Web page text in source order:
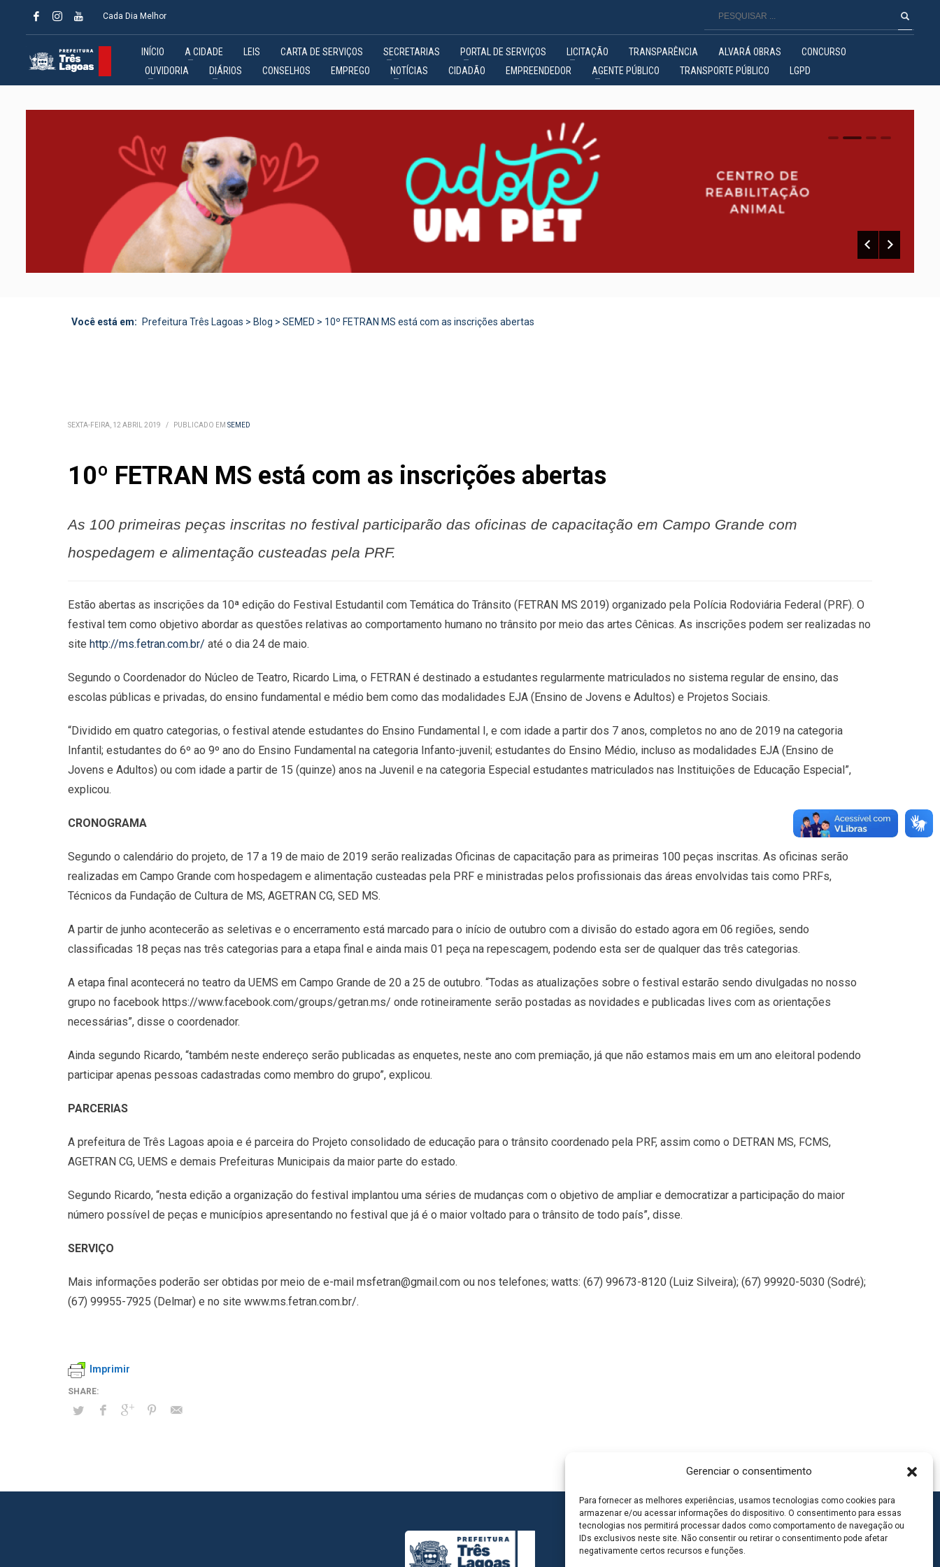
Gerenciar o consentimento
Para fornecer as melhores experiências, usamos tecnologias como cookies para
armazenar e/ou acessar informações do dispositivo. O consentimento para essas
tecnologias nos permitirá processar dados como comportamento de navegação ou
IDs exclusivos neste site. Não consentir ou retirar o consentimento pode afetar
negativamente certos recursos e funções.
Cada Dia Melhor
INÍCIO A CIDADE LEIS CARTA DE SERVIÇOS SECRETARIAS PORTAL DE SERVIÇOS LICITAÇÃO TRANSPARÊNCIA ALVARÁ OBRAS
CONCURSO
OUVIDORIA
DIÁRIOS CONSELHOS EMPREGO NOTÍCIAS CIDADÃO EMPREENDEDOR AGENTE PÚBLICO TRANSPORTE PÚBLICO LGPD
0 1 2
Você está em: Prefeitura Três Lagoas > Blog > SEMED > 10º FETRAN MS está com as inscrições abertas
SEXTA-FEIRA, 12 ABRIL 2019 / PUBLICADO EM SEMED
10º FETRAN MS está com as inscrições abertas
As 100 primeiras peças inscritas no festival participarão das oficinas de capacitação em Campo Grande com
hospedagem e alimentação custeadas pela PRF.
Estão abertas as inscrições da 10ª edição do Festival Estudantil com Temática do Trânsito (FETRAN MS 2019) organizado pela Polícia Rodoviária Federal (PRF). O
festival tem como objetivo abordar as questões relativas ao comportamento humano no trânsito por meio das artes Cênicas. As inscrições podem ser realizadas no
site http://ms.fetran.com.br/ até o dia 24 de maio.
Segundo o Coordenador do Núcleo de Teatro, Ricardo Lima, o FETRAN é destinado a estudantes regularmente matriculados no sistema regular de ensino, das
escolas públicas e privadas, do ensino fundamental e médio bem como das modalidades EJA (Ensino de Jovens e Adultos) e Projetos Sociais.
“Dividido em quatro categorias, o festival atende estudantes do Ensino Fundamental I, e com idade a partir dos 7 anos, completos no ano de 2019 na categoria
Infantil; estudantes do 6º ao 9º ano do Ensino Fundamental na categoria Infanto-juvenil; estudantes do Ensino Médio, incluso as modalidades EJA (Ensino de
Jovens e Adultos) ou com idade a partir de 15 (quinze) anos na Juvenil e na categoria Especial estudantes matriculados nas Instituições de Educação Especial”,
explicou.
CRONOGRAMA
Segundo o calendário do projeto, de 17 a 19 de maio de 2019 serão realizadas Oficinas de capacitação para as primeiras 100 peças inscritas. As oficinas serão
realizadas em Campo Grande com hospedagem e alimentação custeadas pela PRF e ministradas pelos profissionais das áreas envolvidas tais como PRFs,
Técnicos da Fundação de Cultura de MS, AGETRAN CG, SED MS.
A partir de junho acontecerão as seletivas e o encerramento está marcado para o início de outubro com a divisão do estado agora em 06 regiões, sendo
classificadas 18 peças nas três categorias para a etapa final e ainda mais 01 peça na repescagem, podendo esta ser de qualquer das três categorias.
A etapa final acontecerá no teatro da UEMS em Campo Grande de 20 a 25 de outubro. “Todas as atualizações sobre o festival estarão sendo divulgadas no nosso
grupo no facebook https://www.facebook.com/groups/getran.ms/ onde rotineiramente serão postadas as novidades e publicadas lives com as orientações
necessárias”, disse o coordenador.
Ainda segundo Ricardo, “também neste endereço serão publicadas as enquetes, neste ano com premiação, já que não estamos mais em um ano eleitoral podendo
participar apenas pessoas cadastradas como membro do grupo”, explicou.
PARCERIAS
A prefeitura de Três Lagoas apoia e é parceira do Projeto consolidado de educação para o trânsito coordenado pela PRF, assim como o DETRAN MS, FCMS,
AGETRAN CG, UEMS e demais Prefeituras Municipais da maior parte do estado.
Segundo Ricardo, “nesta edição a organização do festival implantou uma séries de mudanças com o objetivo de ampliar e democratizar a participação do maior
número possível de peças e municípios apresentando no festival que já é o maior voltado para o trânsito de todo país”, disse.
SERVIÇO
Mais informações poderão ser obtidas por meio de e-mail msfetran@gmail.com ou nos telefones; watts: (67) 99673-8120 (Luiz Silveira); (67) 99920-5030 (Sodré);
(67) 99955-7925 (Delmar) e no site www.ms.fetran.com.br/.
Imprimir